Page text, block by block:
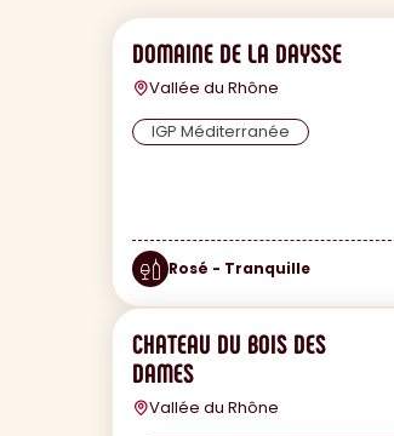
DOMAINE DE LA DAYSSE
Vallée du Rhône
IGP Méditerranée
Rosé - Tranquille
CHATEAU DU BOIS DES
DAMES
Vallée du Rhône